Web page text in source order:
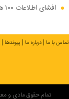
افشای اطلاعات ۱۰۰ هزار نیروی پلیس در دارک وب
تماس با ما درباره ما پیوندها
تمام حقوق مادی و